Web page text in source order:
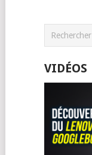
VIDÉOS